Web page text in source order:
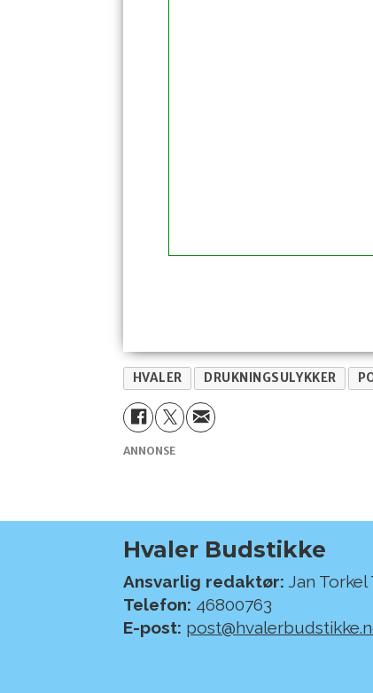
HVALER DRUKNINGSULYKKER
ANNONSE
Hvaler Budstikke
Ansvarlig redaktør: Jan Torkel
Telefon: 46800763
E-post: